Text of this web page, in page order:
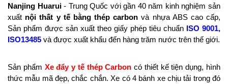
Nanjing Huarui- Trung Quốc với gần 40 năm kinh nghiệm sản
xuất nội thất y tế bằng thép carbon và nhựa ABS cao cấp,
Sản phẩm được sản xuất theo giấy phép tiêu chuẩn ISO 9001,
ISO13485 và được xuất khẩu đến hàng trăm nước trên thế giới.
Sản phẩm Xe đẩy y tế thép Carboncó thiết kế tiện dụng, hình
thức mẫu mã đẹp, chắc chắn. Xe có 4 bánh xe chịu tải trong đó